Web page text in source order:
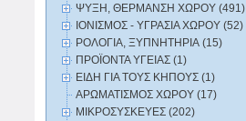
ΨΥΞΗ, ΘΕΡΜΑΝΣΗ ΧΩΡΟΥ (491)
ΙΟΝΙΣΜΟΣ - ΥΓΡΑΣΙΑ ΧΩΡΟΥ (52)
ΡΟΛΟΓΙΑ, ΞΥΠΝΗΤΗΡΙΑ (15)
ΠΡΟΪΟΝΤΑ ΥΓΕΙΑΣ (1)
ΕΙΔΗ ΓΙΑ ΤΟΥΣ ΚΗΠΟΥΣ (1)
ΑΡΩΜΑΤΙΣΜΟΣ ΧΩΡΟΥ (17)
ΜΙΚΡΟΣΥΣΚΕΥΕΣ (202)